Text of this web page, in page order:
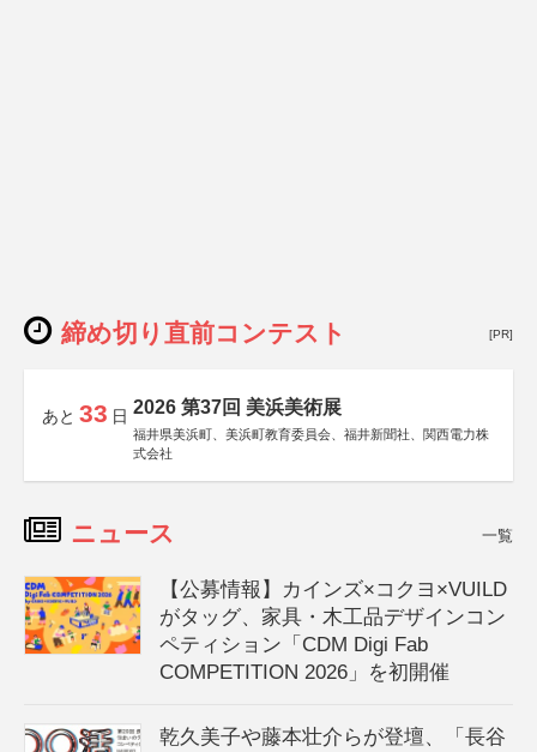
締め切り直前コンテスト [PR]
あと 33 日 2026 第37回 美浜美術展
福井県美浜町、美浜町教育委員会、福井新聞社、関西電力株
式会社
ニュース 一覧
【公募情報】カインズ×コクヨ×VUILD
がタッグ、家具・木工品デザインコン
ペティション「CDM Digi Fab
COMPETITION 2026」を初開催
乾久美子や藤本壮介らが登壇、「長谷